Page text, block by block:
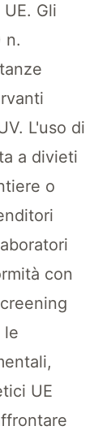
Gli
n.
L'uso di
a divieti
o
con
le
UE